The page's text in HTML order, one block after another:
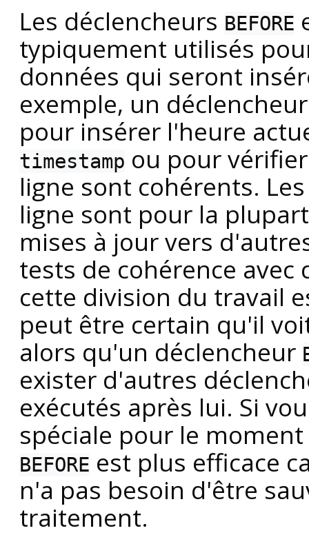
Les déclencheurs BEFORE
typiquement utilisés
données qui seront
exemple, un
pour insérer l'heure
timestamp ou pour
ligne sont cohérents.
ligne sont pour la
mises à jour vers
tests de cohérence
cette division du travail
peut être certain qu'il
alors qu'un déclencheur
exister d'autres
exécutés après lui. Si
spéciale pour le
BEFORE est plus efficace
n'a pas besoin d'être
traitement.